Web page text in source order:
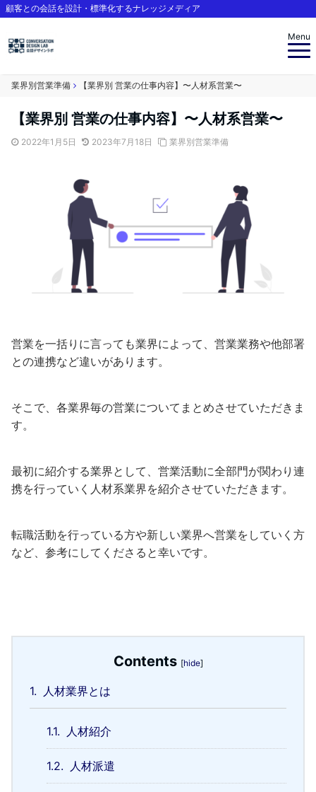
顧客との会話を設計・標準化するナレッジメディア
Menu
業界別営業準備 【業界別 営業の仕事内容】〜人材系営業〜
【業界別 営業の仕事内容】〜人材系営業〜
2022年1月5日 2023年7月18日 業界別営業準備
営業を一括りに言っても業界によって、営業業務や他部署
との連携など違いがあります。
そこで、各業界毎の営業についてまとめさせていただきま
す。
最初に紹介する業界として、営業活動に全部門が関わり連
携を行っていく人材系業界を紹介させていただきます。
転職活動を行っている方や新しい業界へ営業をしていく方
など、参考にしてくださると幸いです。
Contents [hide]
1. 人材業界とは
1.1. 人材紹介
1.2. 人材派遣